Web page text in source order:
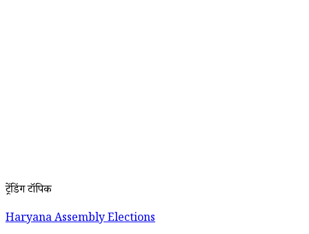
ट्रेंडिंग टॉपिक
Haryana Assembly Elections